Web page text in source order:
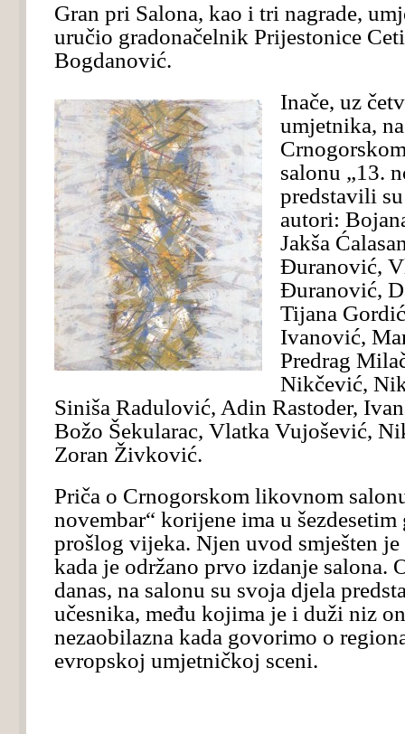
Gran pri Salona, kao i tri nagrade,
uručio gradonačelnik Prijestonice
Bogdanović.
Inače, uz
umjetnika,
salonu „13.
predstavili
autori:
Jakša
Đuranović,
Đuranović,
Tijana
Ivanović,
Predrag
Nikčević,
Siniša Radulović, Adin Rastoder,
Božo Šekularac, Vlatka Vujošević,
Zoran Živković.
Priča o Crnogorskom likovnom
novembar“ korijene ima u šezdesetim
prošlog vijeka. Njen uvod smješten
kada je održano prvo izdanje salona.
danas, na salonu su svoja djela
učesnika, među kojima je i duži niz
nezaobilazna kada govorimo o
evropskoj umjetničkoj sceni.